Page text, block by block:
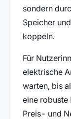
sondern
Speicher
koppeln.
Für
elektrische
warten, bis
eine robuste
Preis- und